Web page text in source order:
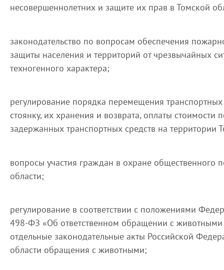
несовершеннолетних и защите их прав в Томской
законодательство по вопросам обеспечения
защиты населения и территорий от чрезвычайных
техногенного характера;
регулирование порядка перемещения
стоянку, их хранения и возврата, оплаты
задержанных транспортных средств на территории
вопросы участия граждан в охране общественного
области;
регулирование в соответствии с положениями
498-ФЗ «Об ответственном обращении с
отдельные законодательные акты Российской
области обращения с животными;